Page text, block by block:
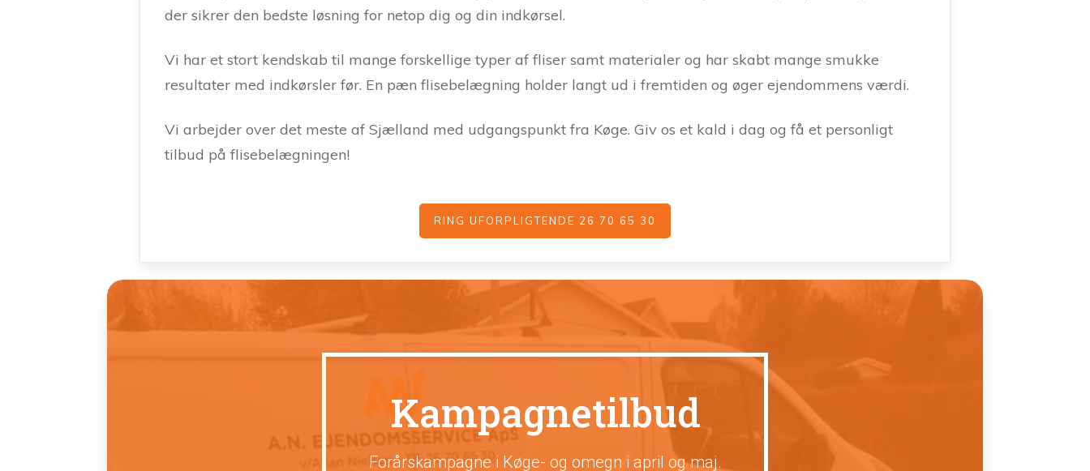
der sikrer den bedste løsning for netop dig og din indkørsel.
Vi har et stort kendskab til mange forskellige typer af fliser samt materialer og har skabt mange smukke
resultater med indkørsler før. En pæn flisebelægning holder langt ud i fremtiden og øger ejendommens værdi.
Vi arbejder over det meste af Sjælland med udgangspunkt fra Køge. Giv os et kald i dag og få et personligt
tilbud på flisebelægningen!
RING UFORPLIGTENDE 26 70 65 30
Kampagnetilbud
Forårskampagne i Køge- og omegn i april og maj.